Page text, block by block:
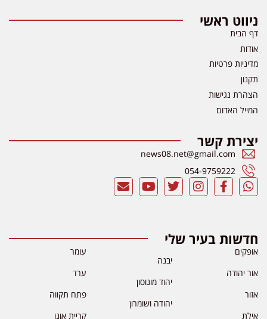
ניווט ראשי
דף הבית
אודות
מדיניות פרטיות
תקנון
הצהרת נגישות
המייל האדום
יצירת קשר
news08.net@gmail.com
054-9759222
חדשות בעיר שלי
אופקים
אור יהודה
אזור
אילת
יבנה
יהוד מונוסון
יהודה ושומרון
עומר
ערד
פתח תקווה
קריית אונו